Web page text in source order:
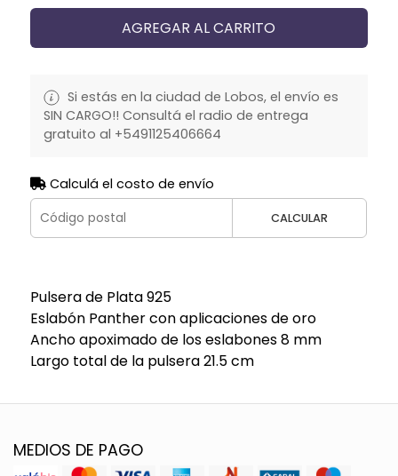
AGREGAR AL CARRITO
Si estás en la ciudad de Lobos, el envío es
SIN CARGO!! Consultá el radio de entrega
gratuito al +5491125406664
Calculá el costo de envío
CALCULAR
Pulsera de Plata 925
Eslabón Panther con aplicaciones de oro
Ancho apoximado de los eslabones 8 mm
Largo total de la pulsera 21.5 cm
MEDIOS DE PAGO